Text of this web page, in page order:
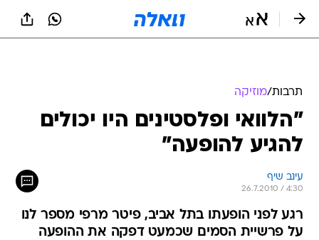
תרבות/מוזיקה
"הלוואי ופלסטינים היו יכולים
להגיע להופעה"
עינב שיף
26.7.2010 / 4:30
רגע לפני הופעתו בתל אביב, פיטר מרפי מספר לנו
על פרשיית הסמים שכמעט דפקה את ההופעה